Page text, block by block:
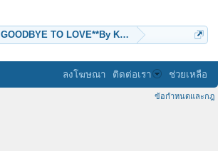
GOODBYE TO LOVE**By Klangprai
ลงโฆษณา ติดต่อเรา ช่วยเหลือ
ข้อกำหนดและกฎ